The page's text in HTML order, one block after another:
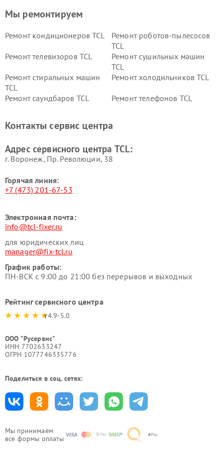
Мы принимаем
все формы оплаты
Мы ремонтируем
Ремонт кондиционеров TCL
Ремонт роботов-пылесосов
TCL
Ремонт телевизоров TCL
Ремонт сушильных машин
TCL
Ремонт стиральных машин
TCL
Ремонт холодильников TCL
Ремонт саундбаров TCL Ремонт телефонов TCL
Контакты сервис центра
Адрес сервисного центра TCL:
г. Воронеж, Пр. Революции, 38
Горячая линия:
+7 (473) 201-67-53
Электронная почта:
info@tcl-fixer.ru
для юридических лиц
manager@fix-tcl.ru
График работы:
ПН-ВСК с 9:00 до 21:00 без перерывов и выходных
Рейтинг сервисного центра
4.9-5.0
ООО "Русервис"
ИНН 7702633247
ОГРН 1077746335776
Поделиться в соц. сетях: